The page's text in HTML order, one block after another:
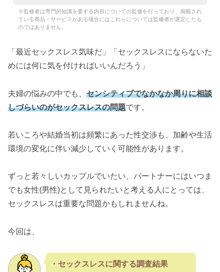
※監修者は専門的知識を要する内容についての監修を行っており、掲載され
ている商品・サービスがある場合にはこれらについては監修者が選定したも
のではありません。
「最近セックスレス気味だ」「セックスレスにならないた
めには何に気を付ければいいんだろう」
夫婦の悩みの中でも、 センシティブでなかなか周りに相談
しづらいのがセックスレスの問題です。
若いころや結婚当初は頻繁にあった性交渉も、加齢や生活
環境の変化に伴い減少していく可能性があります。
ずっと若々しいカップルでいたい、パートナーにはいつま
でも女性(男性)として見られたいと考える人にとっては、
セックスレスは重要な問題かもしれませんね。
今回は、
・セックスレスに関する調査結果